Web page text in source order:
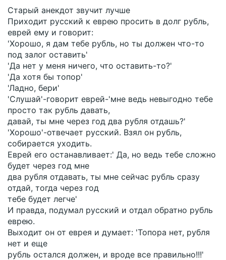
уже уходить, а еврей ему и говорит - жалко мне тебя,
тебе же через год трудно будет сразу 2 рубля
отдавать, давай ты мне рубль сейчас отдашь, а через
год только 1 рубль останется отдать. И ведь правда
рубль легче скопить чем два и отдал ему рубль.
Вышел на улицу и понять не может, вроде по
документам всё правильно, а не рубля нет, ни топора и
ещё рубль должен.
Старый анекдот звучит лучше
Приходит русский к еврею просить в долг рубль,
еврей ему и говорит:
'Хорошо, я дам тебе рубль, но ты должен что-то
под залог оставить'
'Да нет у меня ничего, что оставить-то?'
'Да хотя бы топор'
'Ладно, бери'
'Слушай'-говорит еврей-'мне ведь невыгодно тебе
просто так рубль давать,
давай, ты мне через год два рубля отдашь?'
'Хорошо'-отвечает русский. Взял он рубль,
собирается уходить.
Еврей его останавливает:' Да, но ведь тебе сложно
будет через год мне
два рубля отдавать, ты мне сейчас рубль сразу
отдай, тогда через год
тебе будет легче'
И правда, подумал русский и отдал обратно рубль
еврею.
Выходит он от еврея и думает: 'Топора нет, рубля
нет и еще
рубль остался должен, и вроде все правильно!!!'